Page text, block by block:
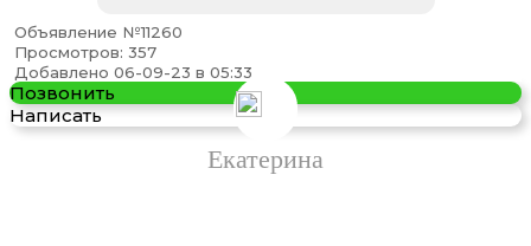
Объявление №11260
Просмотров: 357
Добавлено 06-09-23 в 05:33
Позвонить
Написать
Екатерина